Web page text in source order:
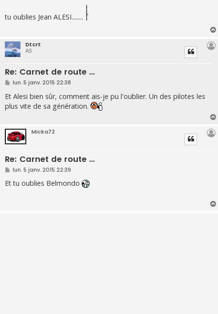
s
a
tu oublies Jean ALESI........
Dtcrt
AS
Re: Carnet de route ...
M
s
s
a
lun. 5 janv. 2015 22:38
Et Alesi bien sûr, comment ais-je pu l'oublier. Un des pilotes les
plus vite de sa génération.
Micka72
Re: Carnet de route ...
M
s
s
lun. 5 janv. 2015 22:39
Et tu oublies Belmondo